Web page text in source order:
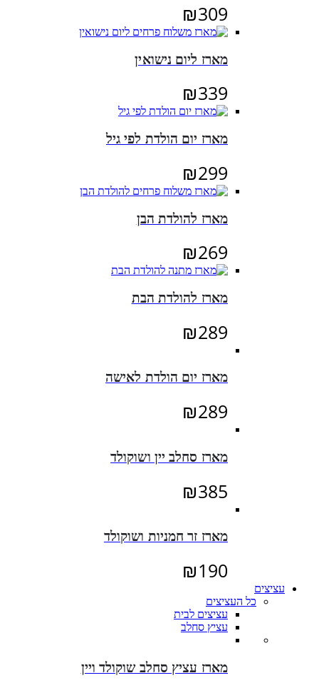
₪309
מארז ליום נישואין
₪339
מארז יום הולדת לפי גיל
₪299
מארז להולדת הבן
₪269
מארז להולדת הבת
₪289
מארז יום הולדת לאישה
₪289
מארז סחלב יין ושוקולד
₪385
מארז זר חמניות ושוקולד
₪190
עציצים
כל העציצים
עציצים לבית
עציץ סחלב
מארז עציץ סחלב שוקולד ויין